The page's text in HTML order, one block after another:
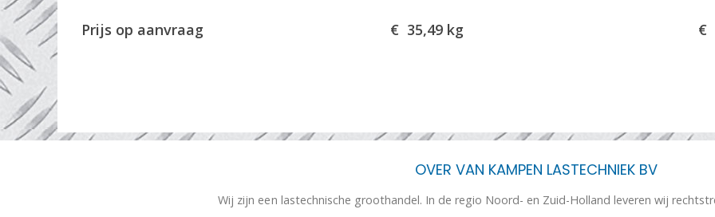
€ 35,49 kg € 147,00 blk €
OVER VAN KAMPEN LASTECHNIEK BV
Wij zijn een lastechnische groothandel. In de regio Noord- en Zuid-Holland leveren wij